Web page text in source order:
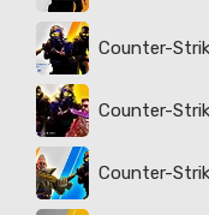
Counter-
Counter-
Counter-